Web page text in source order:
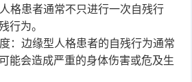
格患者通常不只进行一次自残行
行为。
：边缘型人格患者的自残行为通常
能会造成严重的身体伤害或危及生